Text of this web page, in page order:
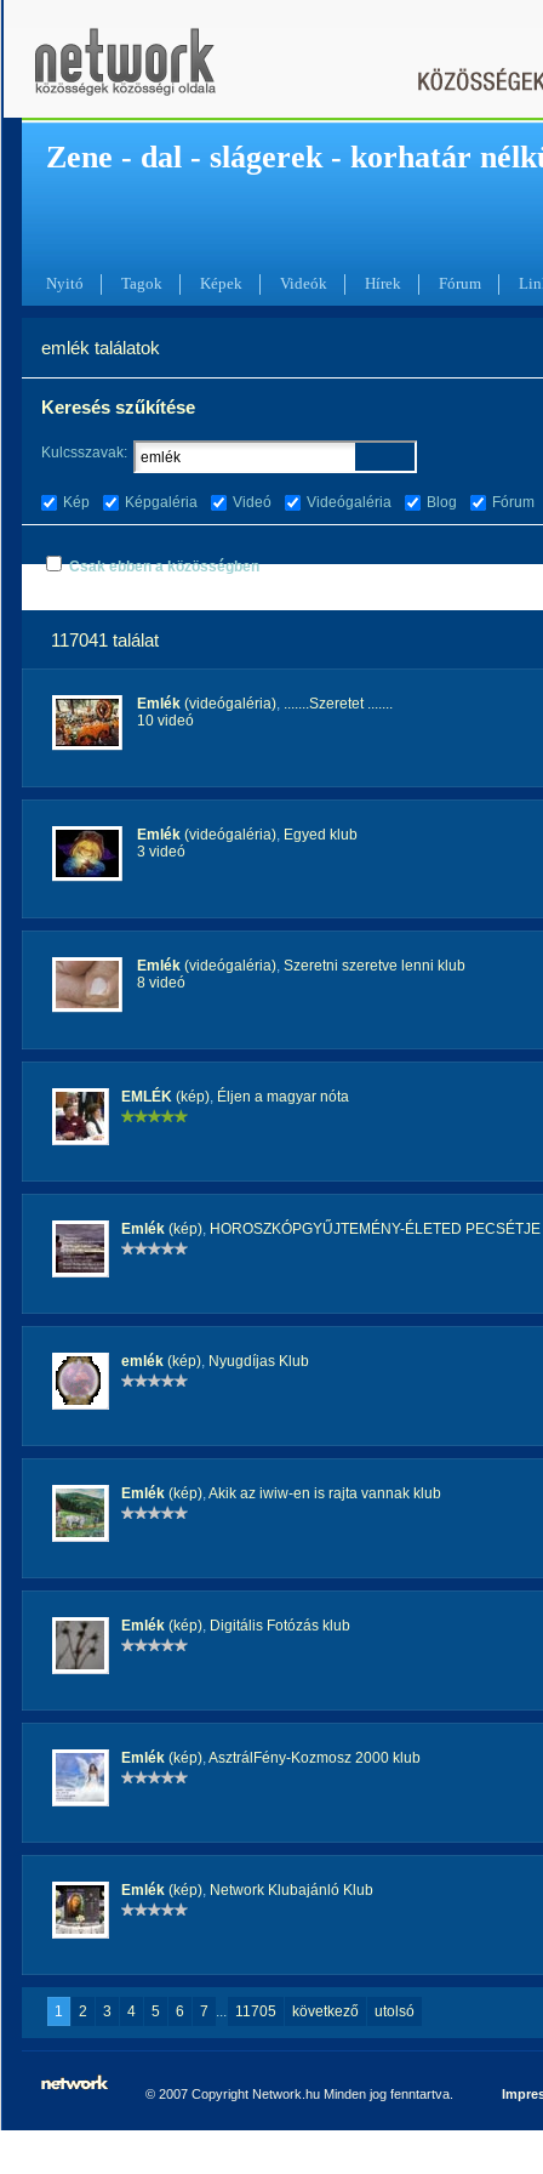
Zene - dal - slágerek - korhatár
Nyitó Tagok Képek Videók Hírek Fórum
emlék találatok
Keresés szűkítése
Kulcsszavak:
Kép Képgaléria Videó Videógaléria Blog Fórum
Csak ebben a közösségben
117041 találat
Emlék (videógaléria), .......Szeretet .......
10 videó
Emlék (videógaléria), Egyed klub
3 videó
Emlék (videógaléria), Szeretni szeretve lenni klub
8 videó
EMLÉK (kép), Éljen a magyar nóta
Emlék (kép), HOROSZKÓPGYŰJTEMÉNY-ÉLETED PECSÉTJE
emlék (kép), Nyugdíjas Klub
Emlék (kép),Akik az iwiw-en is rajta vannak klub
Emlék (kép), Digitális Fotózás klub
Emlék (kép),AsztrálFény-Kozmosz 2000 klub
Emlék (kép), Network Klubajánló Klub
1 2 3 4 5 6 7 ... 11705 következő utolsó
© 2007 Copyright Network.hu Minden jog fenntartva.